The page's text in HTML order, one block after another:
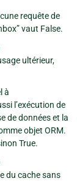
requête de
vaut False.
ultérieur,
à
l’exécution de
de données et la
objet ORM.
True.
du cache sans